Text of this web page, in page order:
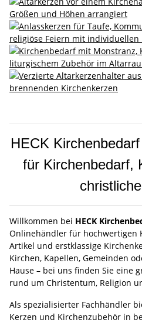
HECK
für Kirchenbedarf,
Willkommen bei HECK
Onlinehändler für hochwertigen
Artikel und erstklassige
Kirchen, Kapellen, Gemeinden
Hause – bei uns finden Sie eine
rund um Christentum, Religion
Als spezialisierter Fachhändler
Kerzen und Kirchenzubehör in